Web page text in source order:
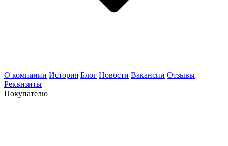
О компании История Блог Новости Вакансии Отзывы
Реквизиты
Покупателю